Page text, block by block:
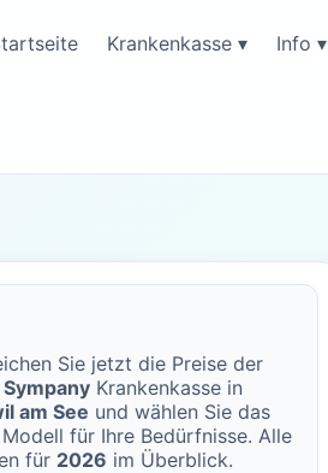
Krankenkasse ▾ Info ▾
Sie jetzt die Preise der
Krankenkasse in
am See und wählen Sie das
für Ihre Bedürfnisse. Alle
für 2026 im Überblick.